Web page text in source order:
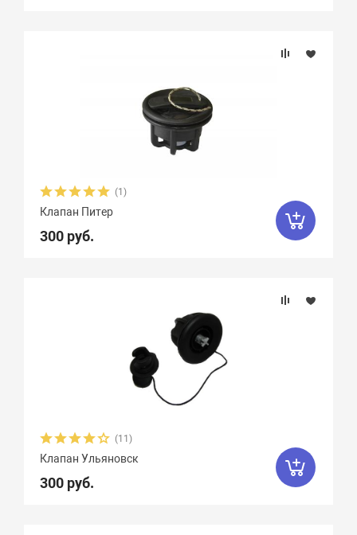
(1)
Клапан Питер
300 руб.
(11)
Клапан Ульяновск
300 руб.